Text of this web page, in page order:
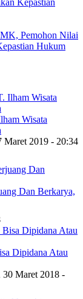
MK, Pemohon Nilai
Hukum
Wisata
Maret 2019 - 20:34
Dan Berkarya,
Dipidana Atau
30 Maret 2018 -